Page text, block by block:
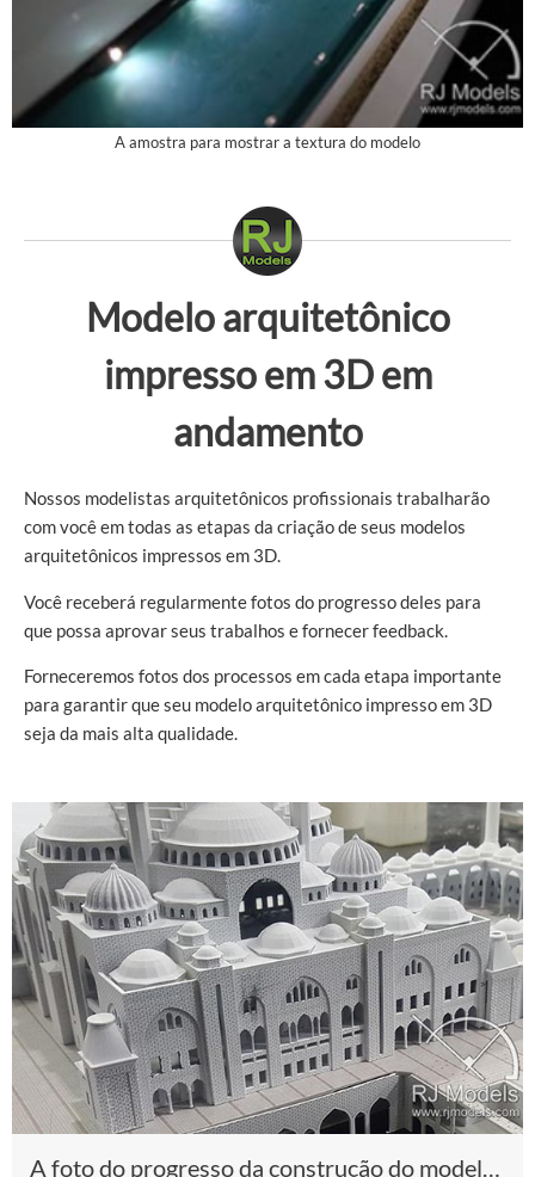
A amostra para mostrar a textura do modelo
Modelo arquitetônico
impresso em 3D em
andamento
Nossos modelistas arquitetônicos profissionais trabalharão
com você em todas as etapas da criação de seus modelos
arquitetônicos impressos em 3D.
Você receberá regularmente fotos do progresso deles para
que possa aprovar seus trabalhos e fornecer feedback.
Forneceremos fotos dos processos em cada etapa importante
para garantir que seu modelo arquitetônico impresso em 3D
seja da mais alta qualidade.
A foto do progresso da construção do modelo 3D